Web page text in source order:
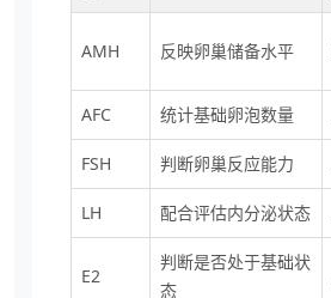
AMH 反映卵巢储备水平
AFC 统计基础卵泡数量
FSH 判断卵巢反应能力
LH 配合评估内分泌状态
E2
判断是否处于基础状
态